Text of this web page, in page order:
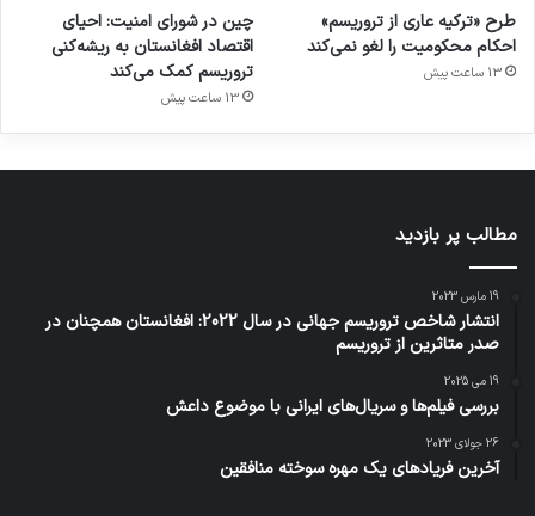
طرح «ترکیه عاری از تروریسم»
احکام محکومیت را لغو نمی‌کند
13 ساعت پیش
چین در شورای امنیت: احیای
اقتصاد افغانستان به ریشه‌کنی
تروریسم کمک می‌کند
13 ساعت پیش
مطالب پر بازدید
19 مارس 2023
انتشار شاخص تروریسم جهانی در سال 2022: افغانستان همچنان در
صدر متاثرین از تروریسم
19 می 2025
بررسی فیلم‌ها و سریال‌های ایرانی با موضوع داعش
26 جولای 2023
آخرین فریادهای یک مهره سوخته منافقین